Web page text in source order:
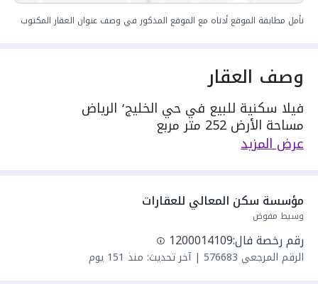
نأمل مطابقة الموقع أدناه مع الموقع المذكور في وصف عنوان العقار المكتوب
وصف العقار
فيلا سكنية للبيع في حي الخليج٬ الرياض
مساحة الأرض 252 متر مربع
يحدها 1 شارع: جنوبية٬ بعرض 20 م
مكونة من: 7 غرف
واصل مياه
سنة البناء: 2025
سعرها 2600000 ر.س
مجلس
مقلط
عرض المزيد
مؤسسة سكن المعالي للعقارات
وسيط مفوض
رقم رخصة فال:1200014109
الرقم المرجعي 576683
|آخر تحديث: منذ 151 يوم